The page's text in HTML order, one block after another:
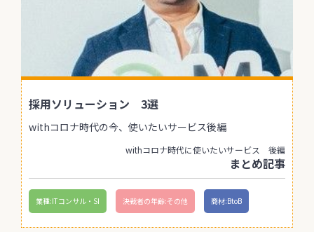
採用ソリューション 3選
withコロナ時代の今、使いたいサービス後編
withコロナ時代に使いたいサービス 後編
まとめ記事
業種:ITコンサル・SI 決裁者の年齢:その他 商材:BtoB